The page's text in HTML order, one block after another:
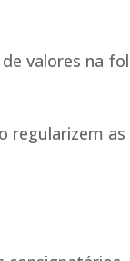
valores na
regularizem as